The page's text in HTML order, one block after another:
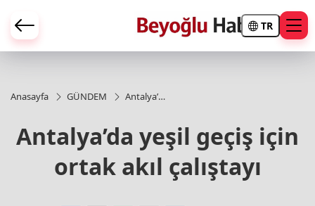
TR
Anasayfa GÜNDEM
Antalya’da
akıl
çalıştayı
Antalya’da yeşil geçiş için
ortak akıl çalıştayı